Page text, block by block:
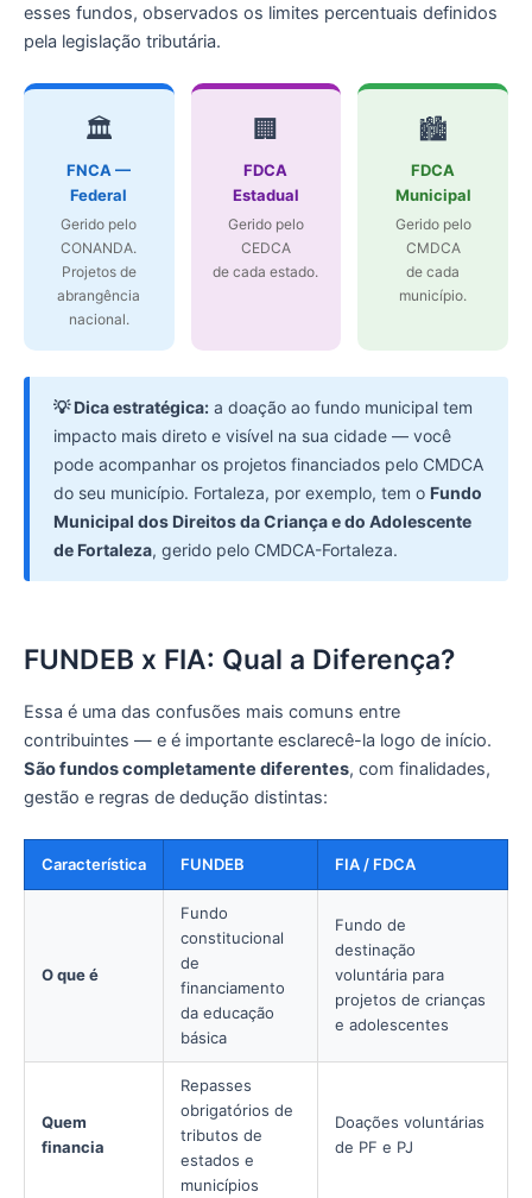
esses fundos, observados os limites percentuais definidos
pela legislação tributária.
🏛️
FNCA —
Federal
Gerido pelo
CONANDA.
Projetos de
abrangência
nacional.
🏢
FDCA
Estadual
Gerido pelo
CEDCA
de cada estado.
🏙️
FDCA
Municipal
Gerido pelo
CMDCA
de cada
município.
💡 Dica estratégica: a doação ao fundo municipal tem
impacto mais direto e visível na sua cidade — você
pode acompanhar os projetos financiados pelo CMDCA
do seu município. Fortaleza, por exemplo, tem o Fundo
Municipal dos Direitos da Criança e do Adolescente
de Fortaleza, gerido pelo CMDCA-Fortaleza.
FUNDEB x FIA: Qual a Diferença?
Essa é uma das confusões mais comuns entre
contribuintes — e é importante esclarecê-la logo de início.
São fundos completamente diferentes, com finalidades,
gestão e regras de dedução distintas:
Característica FUNDEB FIA / FDCA
O que é
Fundo
constitucional
de
financiamento
da educação
básica
Fundo de
destinação
voluntária para
projetos de crianças
e adolescentes
Quem
financia
Repasses
obrigatórios de
tributos de
estados e
municípios
Doações voluntárias
de PF e PJ